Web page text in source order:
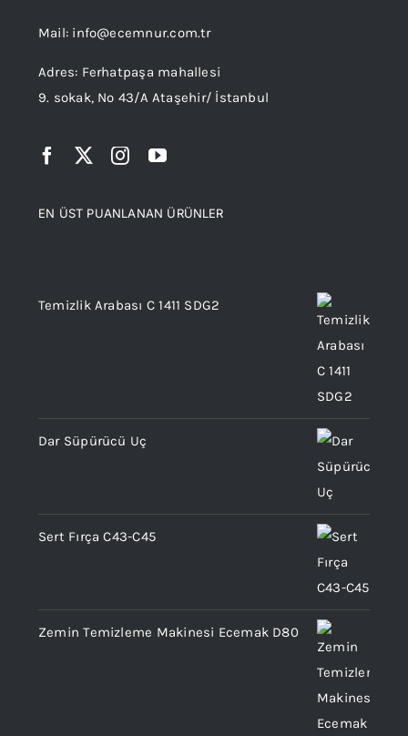
Mail: info@ecemnur.com.tr
Adres: Ferhatpaşa mahallesi
9. sokak, No 43/A Ataşehir/ İstanbul
EN ÜST PUANLANAN ÜRÜNLER
Temizlik Arabası C 1411 SDG2
Dar Süpürücü Uç
Sert Fırça C43-C45
Zemin Temizleme Makinesi Ecemak D80